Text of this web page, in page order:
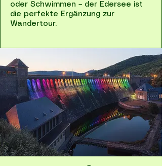
oder Schwimmen – der Edersee ist
die perfekte Ergänzung zur
Wandertour.